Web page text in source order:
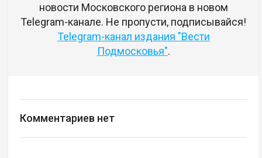
новости Московского региона в новом
Telegram-канале. Не пропусти, подписывайся!
Telegram-канал издания "Вести
Подмосковья".
Комментариев нет